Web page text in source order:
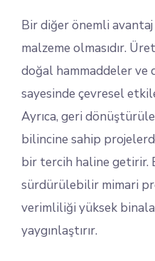
Bir diğer önemli
malzeme olmasıdır.
doğal hammaddeler ve
sayesinde çevresel
Ayrıca, geri
bilincine sahip
bir tercih haline getirir.
sürdürülebilir mimari
verimliliği yüksek
yaygınlaştırır.